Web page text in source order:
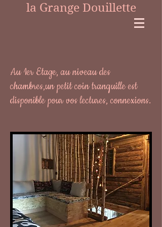
la Grange Douillette
Au 1er Etage, au niveau des
chambres,un petit coin tranquille est
disponible pour vos lectures, connexions.